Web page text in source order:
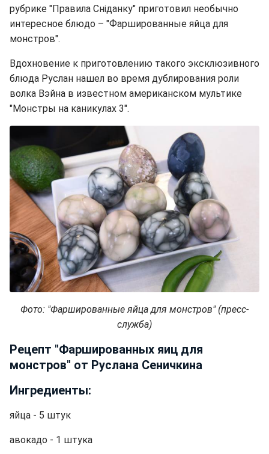
рубрике "Правила Сніданку" приготовил необычно
интересное блюдо – "Фаршированные яйца для
монстров".
Вдохновение к приготовлению такого эксклюзивного
блюда Руслан нашел во время дублирования роли
волка Вэйна в известном американском мультике
"Монстры на каникулах 3".
Фото: "Фаршированные яйца для монстров" (пресс-
служба)
Рецепт "Фаршированных яиц для
монстров" от Руслана Сеничкина
Ингредиенты:
яйца - 5 штук
авокадо - 1 штука